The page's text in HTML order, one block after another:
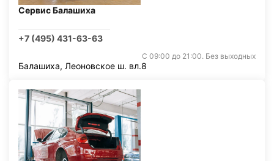
Сервис Балашиха
+7 (495) 431-63-63
С 09:00 до 21:00. Без выходных
Балашиха, Леоновское ш. вл.8